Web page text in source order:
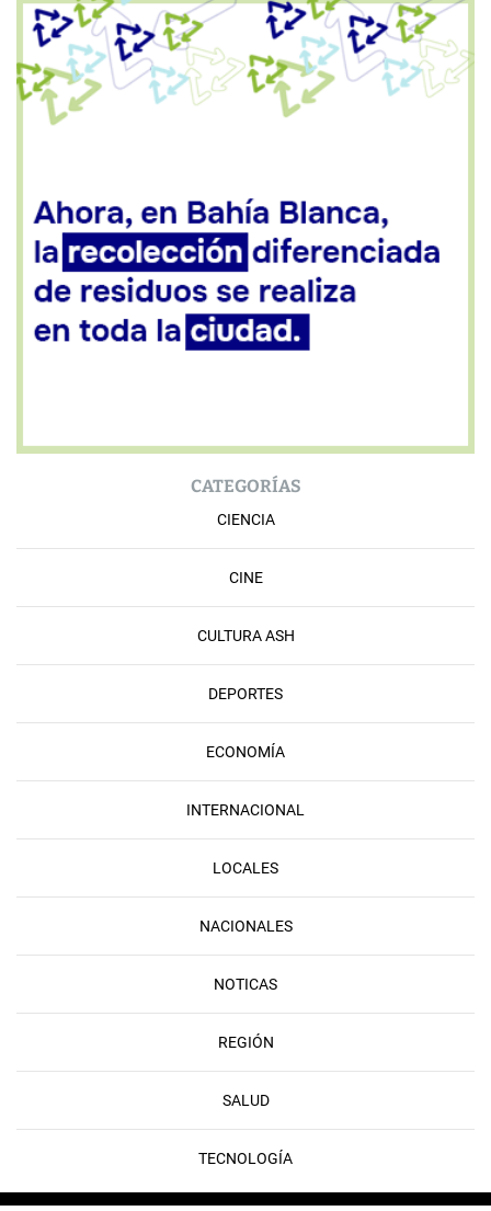
CATEGORÍAS
CIENCIA
CINE
CULTURA ASH
DEPORTES
ECONOMÍA
INTERNACIONAL
LOCALES
NACIONALES
NOTICAS
REGIÓN
SALUD
TECNOLOGÍA